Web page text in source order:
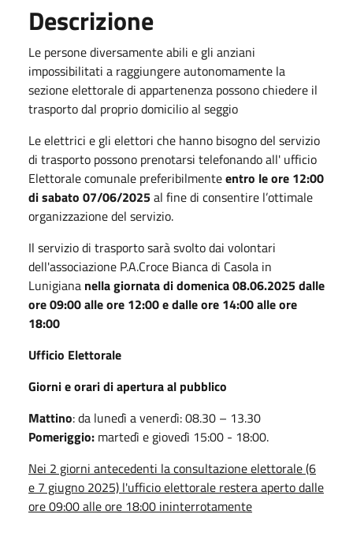
Descrizione
Le persone diversamente abili e gli anziani
impossibilitati a raggiungere autonomamente la
sezione elettorale di appartenenza possono chiedere il
trasporto dal proprio domicilio al seggio
Le elettrici e gli elettori che hanno bisogno del servizio
di trasporto possono prenotarsi telefonando all' ufficio
Elettorale comunale preferibilmenteentro le ore 12:00
di sabato 07/06/2025al fine di consentire l’ottimale
organizzazione del servizio.
Il servizio di trasporto sarà svolto dai volontari
dell'associazione P.A.Croce Bianca di Casola in
Lunigiana nella giornata di domenica 08.06.2025 dalle
ore 09:00 alle ore 12:00 e dalle ore 14:00 alle ore
18:00
Ufficio Elettorale
Giorni e orari di apertura al pubblico
Mattino: da lunedì a venerdì: 08.30 – 13.30
Pomeriggio: martedì e giovedì 15:00 - 18:00.
Nei 2 giorni antecedenti la consultazione elettorale (6
e 7 giugno 2025) l'ufficio elettorale restera aperto dalle
ore 09:00 alle ore 18:00 ininterrotamente